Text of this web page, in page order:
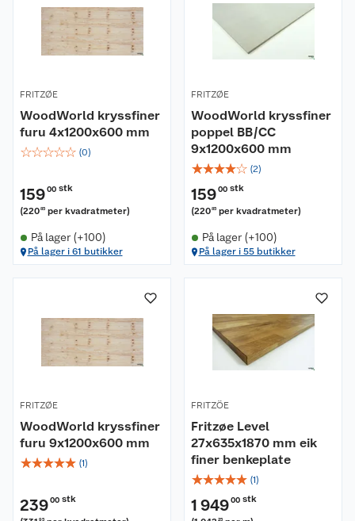
FRITZØE
WoodWorld kryssfiner
furu 4x1200x600 mm
☆☆☆☆☆ (0)
15900 stk
(22085 per kvadratmeter)
På lager (+100)
På lager i 61 butikker
FRITZØE
WoodWorld kryssfiner
poppel BB/CC
9x1200x600 mm
☆☆☆☆☆ (2)
15900 stk
(22085 per kvadratmeter)
På lager (+100)
På lager i 55 butikker
FRITZØE
WoodWorld kryssfiner
furu 9x1200x600 mm
☆☆☆☆☆ (1)
23900 stk
95
FRITZÖE
Fritzøe Level
27x635x1870 mm eik
finer benkeplate
☆☆☆☆☆ (1)
1 94900 stk
25